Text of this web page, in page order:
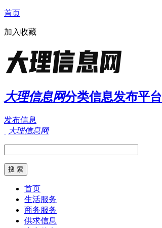
首页
加入收藏
大理信息网分类信息发布平台
发布信息
大理信息网
首页
生活服务
商务服务
供求信息